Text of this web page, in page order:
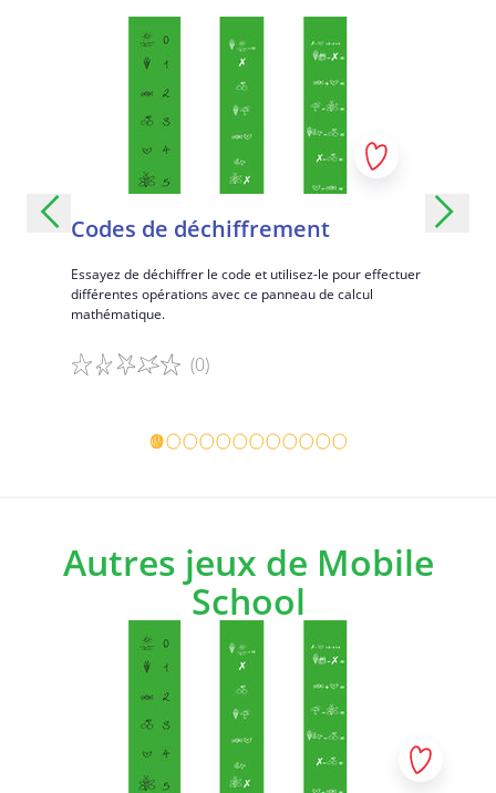
Codes de déchiffrement
Essayez de déchiffrer le code et utilisez-le pour effectuer
différentes opérations avec ce panneau de calcul
mathématique.
(0)
Détails du jeu
Autres jeux de Mobile
School